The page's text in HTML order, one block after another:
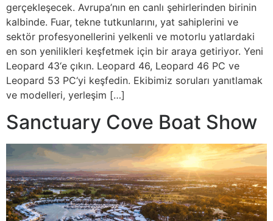
gerçekleşecek. Avrupa’nın en canlı şehirlerinden birinin
kalbinde. Fuar, tekne tutkunlarını, yat sahiplerini ve
sektör profesyonellerini yelkenli ve motorlu yatlardaki
en son yenilikleri keşfetmek için bir araya getiriyor. Yeni
Leopard 43‘e çıkın. Leopard 46, Leopard 46 PC ve
Leopard 53 PC‘yi keşfedin. Ekibimiz soruları yanıtlamak
ve modelleri, yerleşim […]
Sanctuary Cove Boat Show